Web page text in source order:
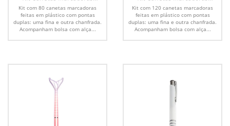
Pontas Duplas com 80 Cores
Kit com 80 canetas marcadoras
feitas em plástico com pontas
duplas: uma fina e outra chanfrada.
Acompanham bolsa com alça...
Pontas Duplas com 120 Cores
Kit com 120 canetas marcadoras
feitas em plástico com pontas
duplas: uma fina e outra chanfrada.
Acompanham bolsa com alça...